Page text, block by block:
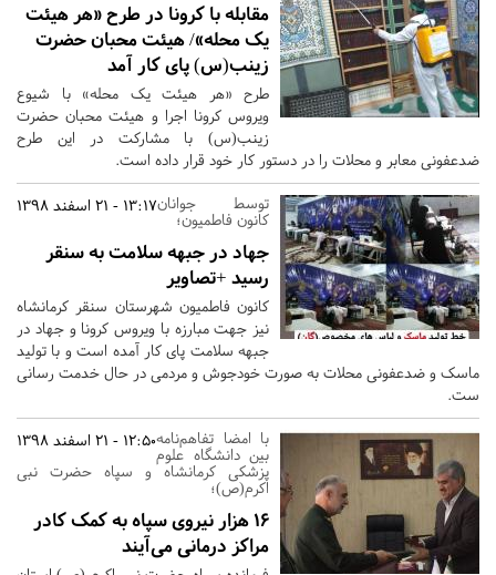
مقابله با کرونا در طرح «هر هیئت
یک محله»/ هیئت محبان حضرت
زینب(س) پای کار آمد
طرح «هر هیئت یک محله» با شیوع
ویروس کرونا اجرا و هیئت محبان حضرت
زینب(س) با مشارکت در این طرح
ضدعفونی معابر و محلات را در دستور کار خود قرار داده است.
13:17 - 21 اسفند 1398توسط جوانان
کانون فاطمیون؛
جهاد در جبهه سلامت به سنقر
رسید +تصاویر
کانون فاطمیون شهرستان سنقر کرمانشاه
نیز جهت مبارزه با ویروس کرونا و جهاد در
جبهه سلامت پای کار آمده است و با تولید
ماسک و ضدعفونی محلات به صورت خودجوش و مردمی در حال خدمت رسانی
ست.
12:50 - 21 اسفند 1398با امضا تفاهم‌نامه
بین دانشگاه علوم
پزشکی کرمانشاه و سپاه حضرت نبی
اکرم(ص)؛
16 هزار نیروی سپاه به کمک کادر
مراکز درمانی می‌آیند